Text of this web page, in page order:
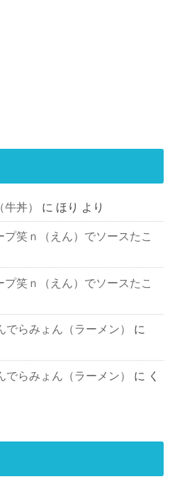
丼） に ほり より
笑ｎ（えん）でソースたこ
笑ｎ（えん）でソースたこ
らみょん（ラーメン）
に
らみょん（ラーメン） に く